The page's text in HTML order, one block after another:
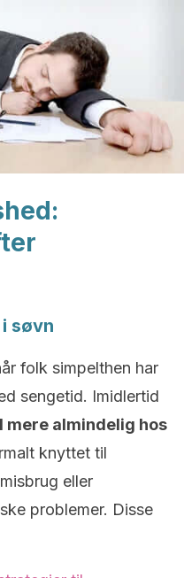
søvn
folk simpelthen har
sengetid. Imidlertid
mere almindelig hos
knyttet til
eller
problemer. Disse